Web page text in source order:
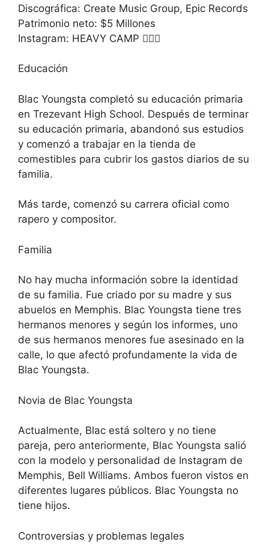
Discográfica: Create Music Group, Epic Records
Patrimonio neto: $5 Millones
Instagram: HEAVY CAMP 🏋🏾‍♂️
Educación
Blac Youngsta completó su educación primaria
en Trezevant High School. Después de terminar
su educación primaria, abandonó sus estudios
y comenzó a trabajar en la tienda de
comestibles para cubrir los gastos diarios de su
familia.
Más tarde, comenzó su carrera oficial como
rapero y compositor.
Familia
No hay mucha información sobre la identidad
de su familia. Fue criado por su madre y sus
abuelos en Memphis. Blac Youngsta tiene tres
hermanos menores y según los informes, uno
de sus hermanos menores fue asesinado en la
calle, lo que afectó profundamente la vida de
Blac Youngsta.
Novia de Blac Youngsta
Actualmente, Blac está soltero y no tiene
pareja, pero anteriormente, Blac Youngsta salió
con la modelo y personalidad de Instagram de
Memphis, Bell Williams. Ambos fueron vistos en
diferentes lugares públicos. Blac Youngsta no
tiene hijos.
Controversias y problemas legales